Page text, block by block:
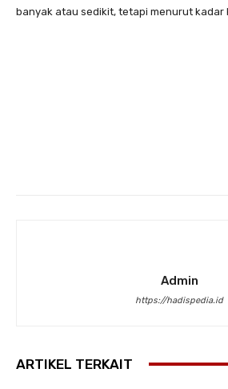
banyak atau sedikit, tetapi menurut kadar
Admin
https://hadispedia.id
ARTIKEL TERKAIT